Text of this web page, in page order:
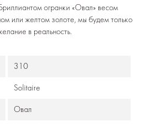
огранки «Овал» весом
или желтом золоте, мы будем только
в реальность.
310
Solitaire
Овал